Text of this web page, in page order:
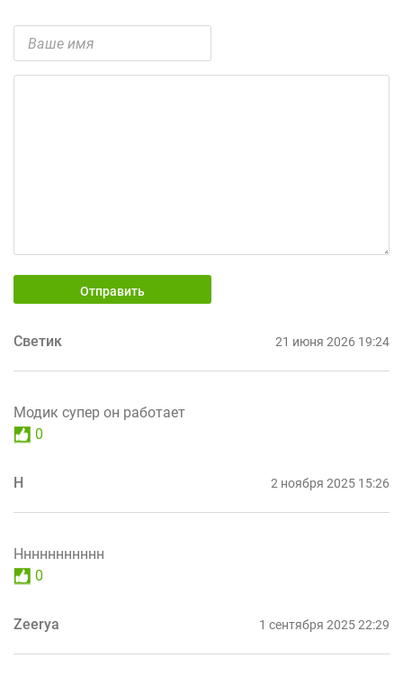
Отправить
Светик 21 июня 2026 19:24
Модик супер он работает
0
Н 2 ноября 2025 15:26
Ннннннннннн
0
Zeerya 1 сентября 2025 22:29